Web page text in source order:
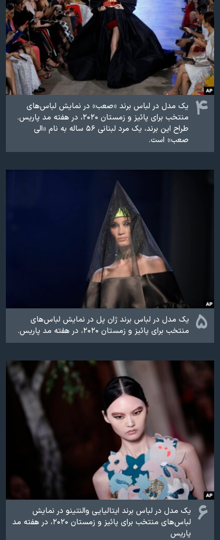
۴
یک مدل در لباس برند «صعب» در نمایش لباس‌های
منتخب برای پائیز و زمستان ۲۰۲۰، در هفته مد پاریس.
طراح این برند، یک مرد لبنانی ۵۶ ساله به نام «الی
صعب» است.
۵
یک مدل در لباس برند ژان پل در نمایش لباس‌های
منتخب برای پائیز و زمستان ۲۰۲۰، در هفته مد پاریس.
۶
یک مدل در لباس برند ایتالیایی والنتینو در نمایش
لباس‌های منتخب برای پائیز و زمستان ۲۰۲۰، در هفته مد
پاریس